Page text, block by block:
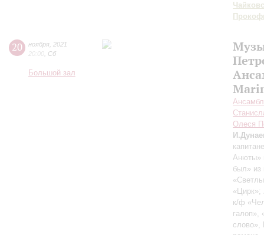
20 ноября 2021
20:00 Сб
Большой зал
Олеся
Анюты»
был» из
«Цирк»;
к/ф
галоп»,
слово»,